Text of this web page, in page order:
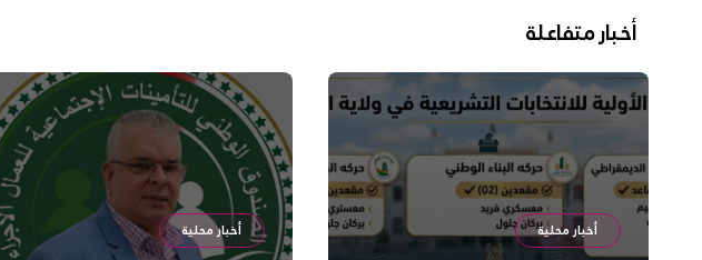
أخبار متفاعلة
أخبار محلية أخبار محلية